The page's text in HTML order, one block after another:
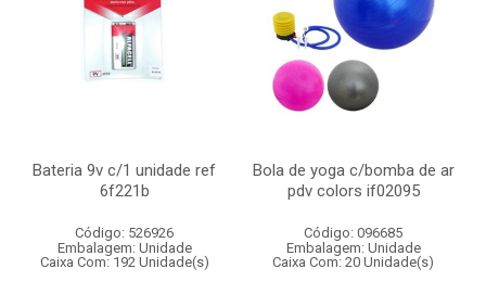
Bateria 9v c/1 unidade ref
6f221b
Código: 526926
Embalagem: Unidade
Caixa Com: 192 Unidade(s)
Bola de yoga c/bomba de ar
pdv colors if02095
Código: 096685
Embalagem: Unidade
Caixa Com: 20 Unidade(s)